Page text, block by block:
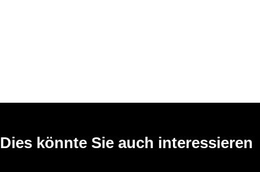
Dies könnte Sie auch interessieren